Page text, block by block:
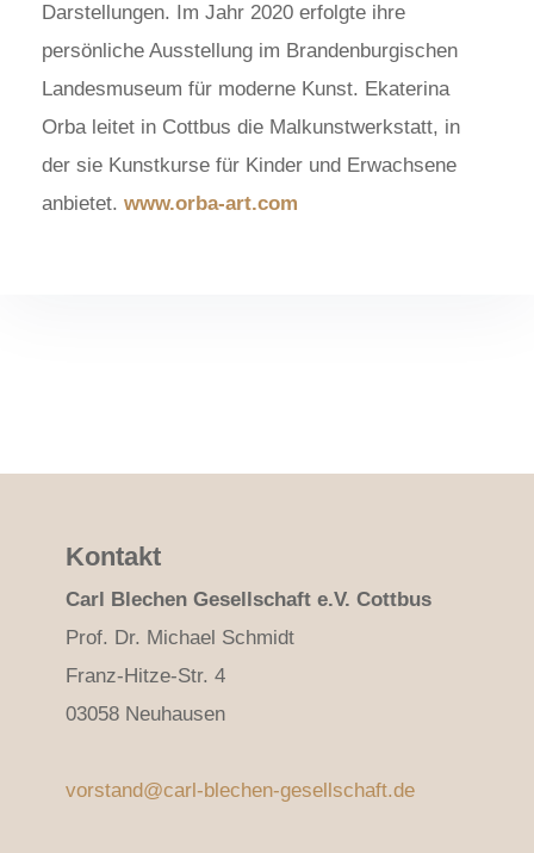
Darstellungen. Im Jahr 2020 erfolgte ihre
persönliche Ausstellung im Brandenburgischen
Landesmuseum für moderne Kunst. Ekaterina
Orba leitet in Cottbus die Malkunstwerkstatt, in
der sie Kunstkurse für Kinder und Erwachsene
anbietet. www.orba-art.com
Kontakt
Carl Blechen Gesellschaft e.V. Cottbus
Prof. Dr. Michael Schmidt
Franz-Hitze-Str. 4
03058 Neuhausen
vorstand@carl-blechen-gesellschaft.de